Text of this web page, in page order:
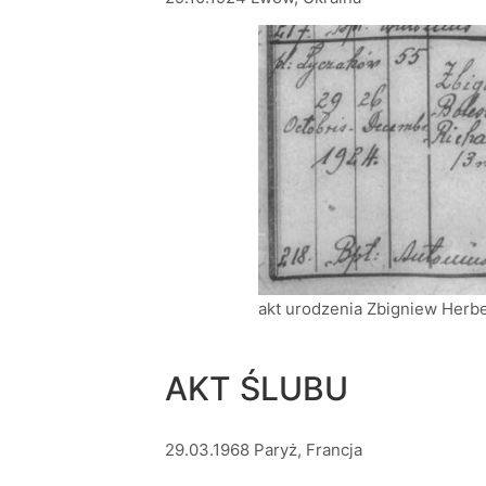
akt urodzenia Zbigniew
AKT ŚLUBU
29.03.1968 Paryż, Francja